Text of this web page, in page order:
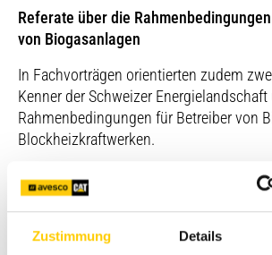
Zustimmung Details
Referate über die
von Biogasanlagen
In Fachvorträgen orientierten zudem
Kenner der Schweizer
Rahmenbedingungen für Betreiber von
Blockheizkraftwerken.
Stefan Mutzner, Geschäftsführer von
dem Branchenverband der
Biogasanlagenbetreiber, und Matthieu
Fachspezialist in der Sektion